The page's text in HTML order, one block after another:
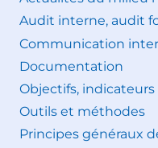
Audit interne, audit
Communication
Documentation
Objectifs,
Outils et méthodes
Principes généraux